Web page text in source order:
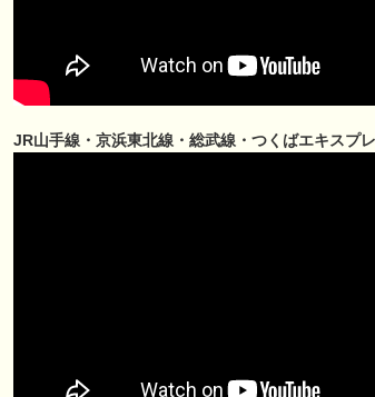
JR山手線・京浜東北線・総武線・つくばエキスプ